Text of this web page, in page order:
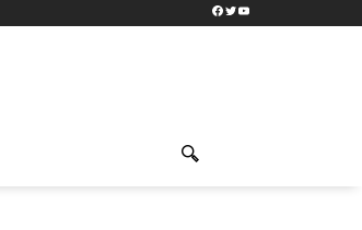
Facebook
TwitterYouTube